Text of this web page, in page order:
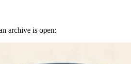
archive is open: